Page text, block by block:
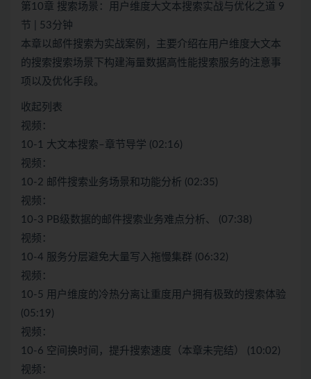
第10章 搜索场景：用户维度大文本搜索实战与优化之道 9
节 | 53分钟
本章以邮件搜索为实战案例，主要介绍在用户维度大文本
的搜索搜索场景下构建海量数据高性能搜索服务的注意事
项以及优化手段。
收起列表
视频：
10-1 大文本搜索–章节导学 (02:16)
视频：
10-2 邮件搜索业务场景和功能分析 (02:35)
视频：
10-3 PB级数据的邮件搜索业务难点分析、 (07:38)
视频：
10-4 服务分层避免大量写入拖慢集群 (06:32)
视频：
10-5 用户维度的冷热分离让重度用户拥有极致的搜索体验
(05:19)
视频：
10-6 空间换时间，提升搜索速度（本章未完结） (10:02)
视频：